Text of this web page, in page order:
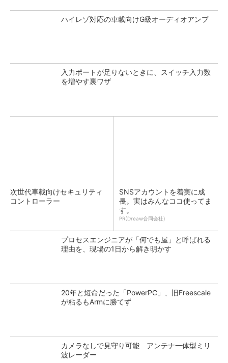
ハイレゾ対応の車載向けG級オーディオアンプ
入力ポートが足りないときに、スイッチ入力数
を増やす裏ワザ
次世代車載向けセキュリティ
コントローラー
SNSアカウントを着実に成
長。実はみんなココ使ってま
す。
PR(Dreaw合同会社)
プロセスエンジニアが「何でも屋」と呼ばれる
理由を、現場の1日から解き明かす
20年と短命だった「PowerPC」、旧Freescale
が粘るもArmに勝てず
カメラなしで見守り可能 アンテナ一体型ミリ
波レーダー